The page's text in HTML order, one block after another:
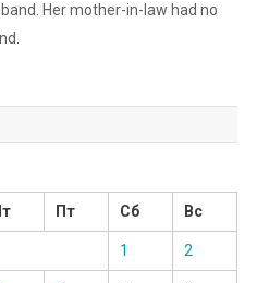
Her mother-in-law had no
Пт Сб Вс
1 2